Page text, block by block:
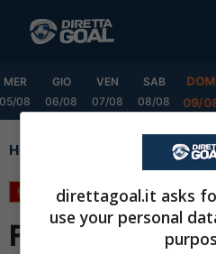
MER
05/08
GIO
06/08
VEN
07/08
SAB
08/08
DOM
09/
Home 1. Division Jornadas
1. Division
Finales
direttagoal.it asks
use your personal